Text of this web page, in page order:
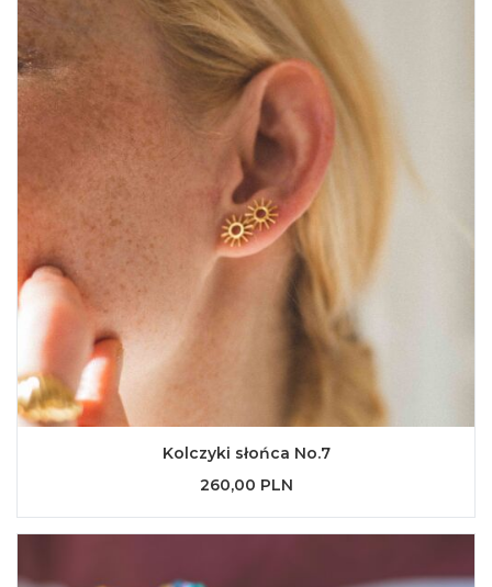
Kolczyki słońca No.7
260,00 PLN